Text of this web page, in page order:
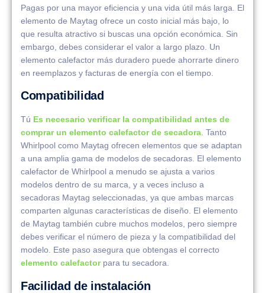
Pagas por una mayor eficiencia y una vida útil más larga. El
elemento de Maytag ofrece un costo inicial más bajo, lo
que resulta atractivo si buscas una opción económica. Sin
embargo, debes considerar el valor a largo plazo. Un
elemento calefactor más duradero puede ahorrarte dinero
en reemplazos y facturas de energía con el tiempo.
Compatibilidad
Tú Es necesario verificar la compatibilidad antes de
comprar un elemento calefactor de secadora . Tanto
Whirlpool como Maytag ofrecen elementos que se adaptan
a una amplia gama de modelos de secadoras. El elemento
calefactor de Whirlpool a menudo se ajusta a varios
modelos dentro de su marca, y a veces incluso a
secadoras Maytag seleccionadas, ya que ambas marcas
comparten algunas características de diseño. El elemento
de Maytag también cubre muchos modelos, pero siempre
debes verificar el número de pieza y la compatibilidad del
modelo. Este paso asegura que obtengas el correcto
elemento calefactorpara tu secadora.
Facilidad de instalación